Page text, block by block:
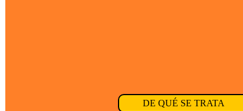
DE QUÉ SE TRATA